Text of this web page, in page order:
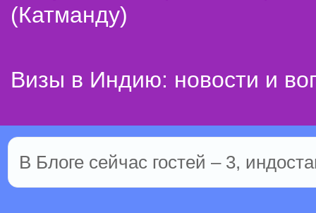
(Катманду)
Визы в Индию: новости и
В Блоге сейчас гостей – 3,